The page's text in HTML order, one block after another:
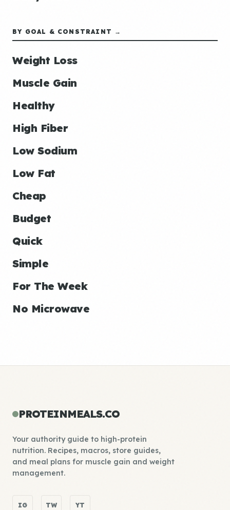
BY GOAL & CONSTRAINT →
Weight Loss
Muscle Gain
Healthy
High Fiber
Low Sodium
Low Fat
Cheap
Budget
Quick
Simple
For The Week
No Microwave
PROTEINMEALS.CO
Your authority guide to high-protein
nutrition. Recipes, macros, store guides,
and meal plans for muscle gain and weight
management.
IG TW YT